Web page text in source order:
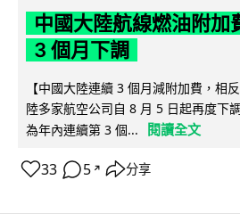
中國大陸航線燃油附加
3 個月下調
【中國大陸連續 3 個月減附加費，相
陸多家航空公司自 8 月 5 日起再度下
為年內連續第 3 個...
閱讀全文
33 5 ↗ 分享